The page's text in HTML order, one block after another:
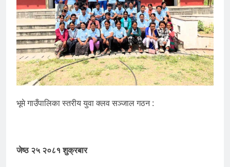
भूमे गाउँपालिका स्तरीय युवा क्लव सञ्जाल गठन :
जेष्ठ २५ २०८१ शुक्रबार